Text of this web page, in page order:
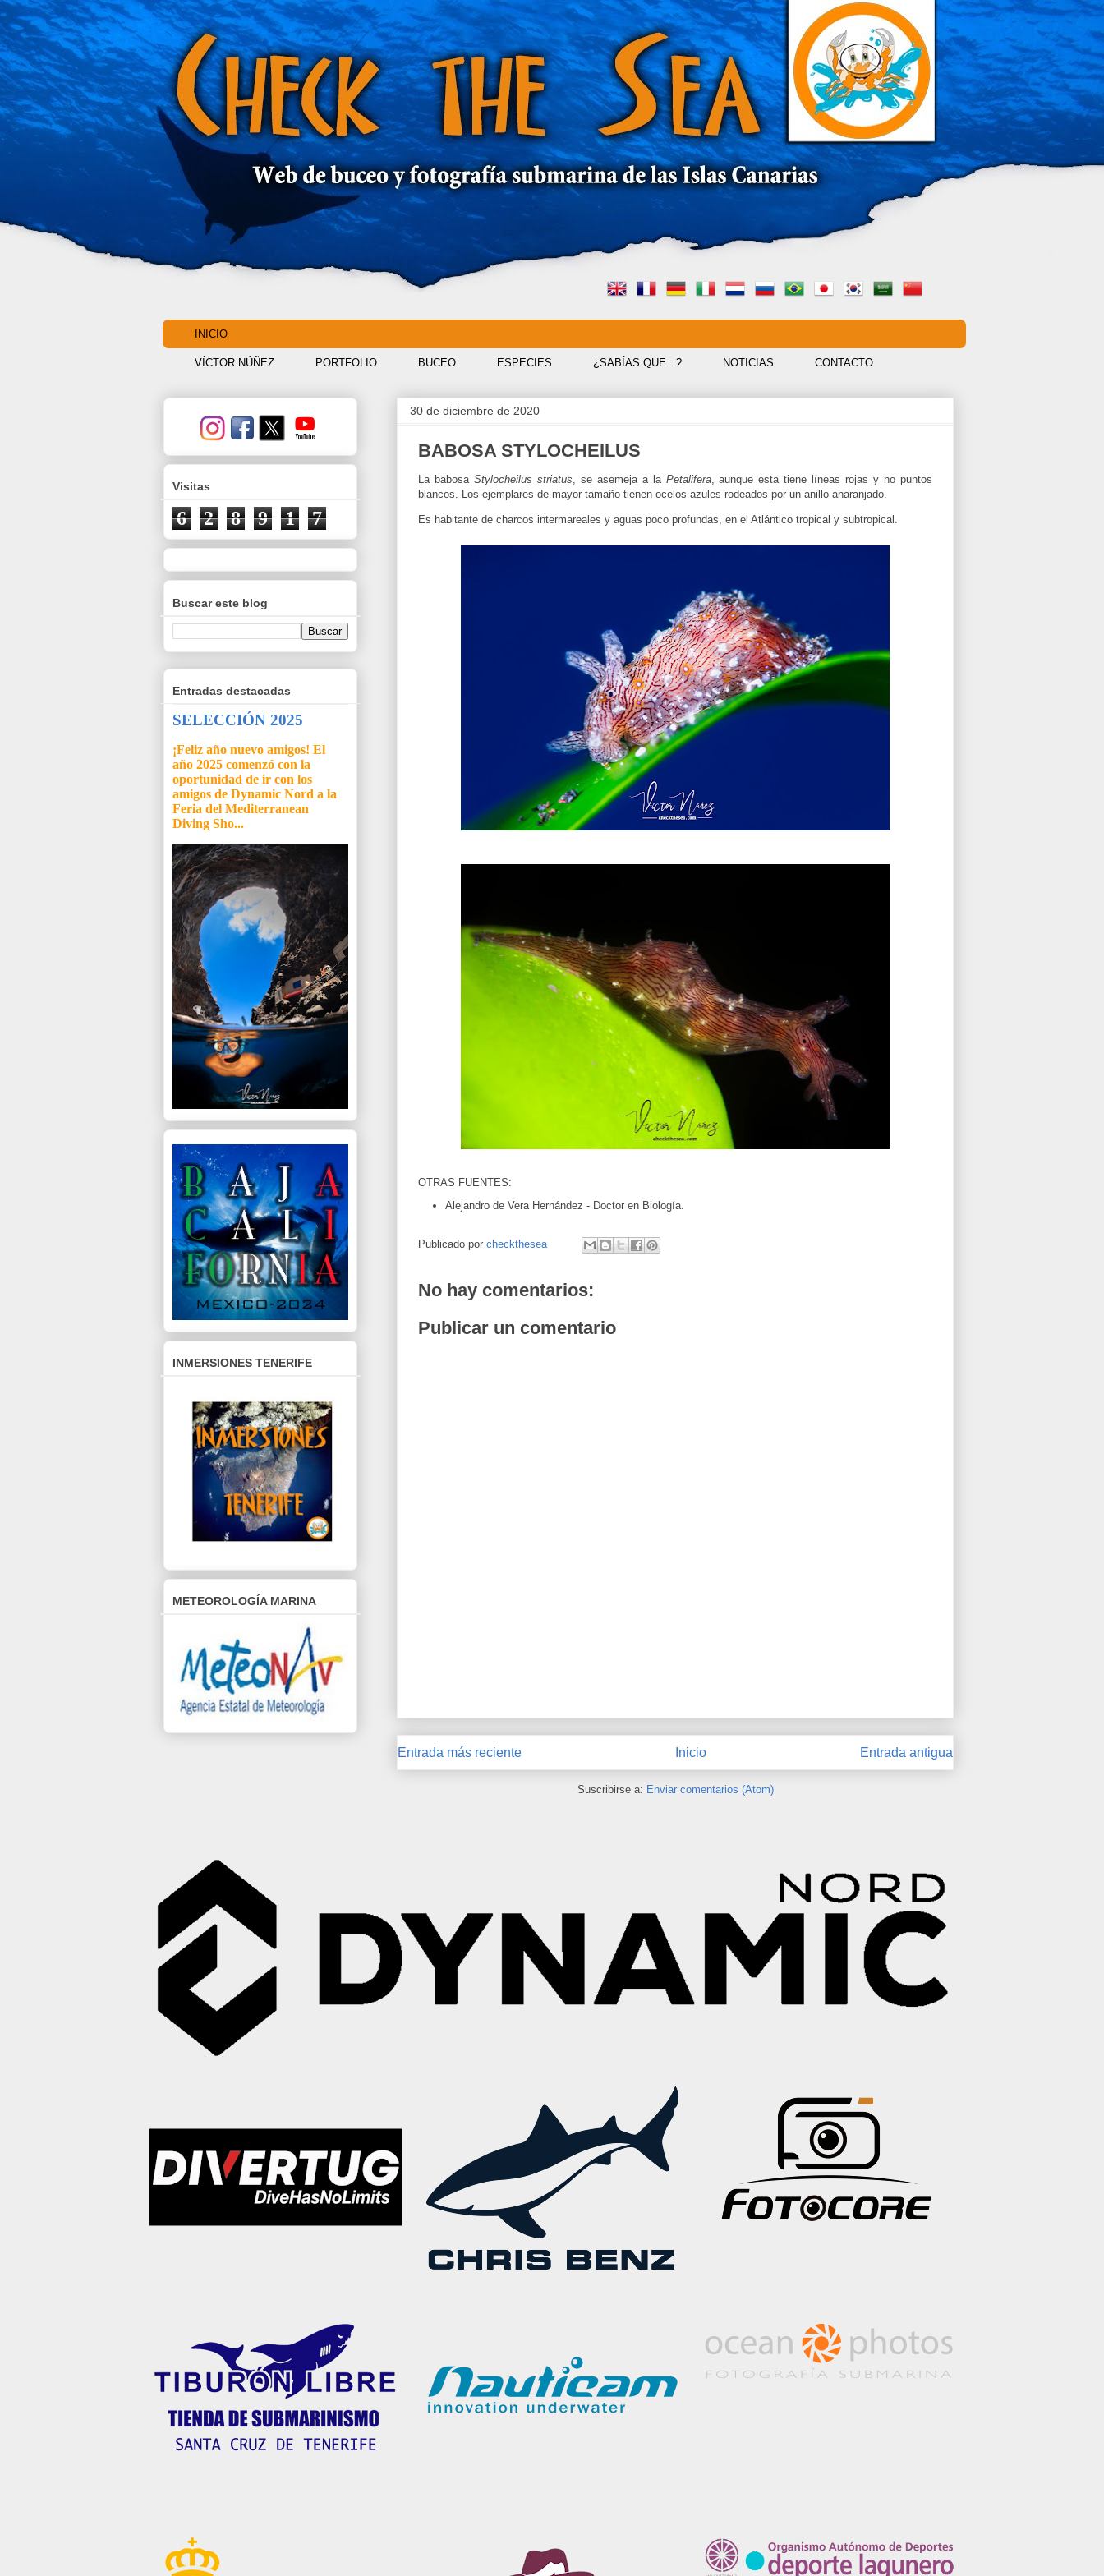
INICIO
VÍCTOR NÚÑEZ PORTFOLIO BUCEO ESPECIES ¿SABÍAS QUE...? NOTICIAS CONTACTO
30 de diciembre de 2020
BABOSA STYLOCHEILUS
La babosa Stylocheilus striatus, se asemeja a la Petalifera, aunque esta tiene líneas rojas y no puntos
blancos. Los ejemplares de mayor tamaño tienen ocelos azules rodeados por un anillo anaranjado.
Es habitante de charcos intermareales y aguas poco profundas, en el Atlántico tropical y subtropical.
OTRAS FUENTES:
Alejandro de Vera Hernández - Doctor en Biología.
Publicado por checkthesea
No hay comentarios:
Publicar un comentario
Entrada más reciente Entrada antigua
Inicio
Suscribirse a: Enviar comentarios (Atom)
Visitas
6 2 8 9 1 7
Buscar este blog
Entradas destacadas
SELECCIÓN 2025
¡Feliz año nuevo amigos! El
año 2025 comenzó con la
oportunidad de ir con los
amigos de Dynamic Nord a la
Feria del Mediterranean
Diving Sho...
INMERSIONES TENERIFE
METEOROLOGÍA MARINA